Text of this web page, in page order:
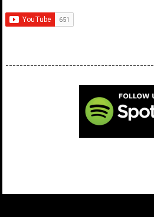
------------------------------------------